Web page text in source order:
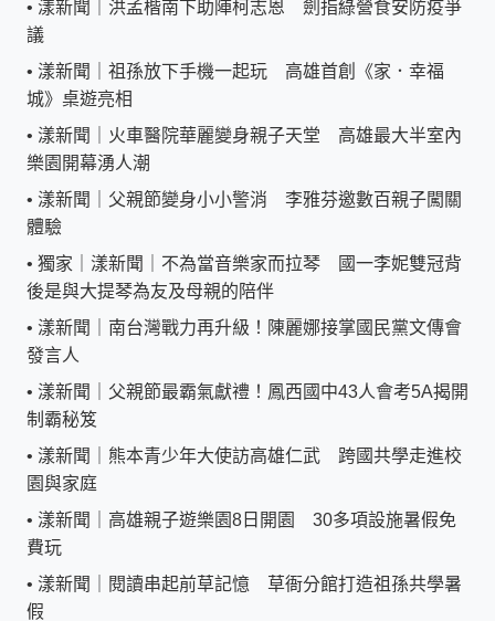
• 漾新聞｜洪孟楷南下助陣柯志恩 劍指綠營食安防疫爭
議
• 漾新聞｜祖孫放下手機一起玩 高雄首創《家．幸福
城》桌遊亮相
• 漾新聞｜火車醫院華麗變身親子天堂 高雄最大半室內
樂園開幕湧人潮
• 漾新聞｜父親節變身小小警消 李雅芬邀數百親子闖關
體驗
• 獨家｜漾新聞｜不為當音樂家而拉琴 國一李妮雙冠背
後是與大提琴為友及母親的陪伴
• 漾新聞｜南台灣戰力再升級！陳麗娜接掌國民黨文傳會
發言人
• 漾新聞｜父親節最霸氣獻禮！鳳西國中43人會考5A揭開
制霸秘笈
• 漾新聞｜熊本青少年大使訪高雄仁武 跨國共學走進校
園與家庭
• 漾新聞｜高雄親子遊樂園8日開園 30多項設施暑假免
費玩
• 漾新聞｜閱讀串起前草記憶 草衙分館打造祖孫共學暑
假